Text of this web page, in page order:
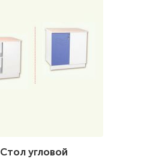
Стол угловой